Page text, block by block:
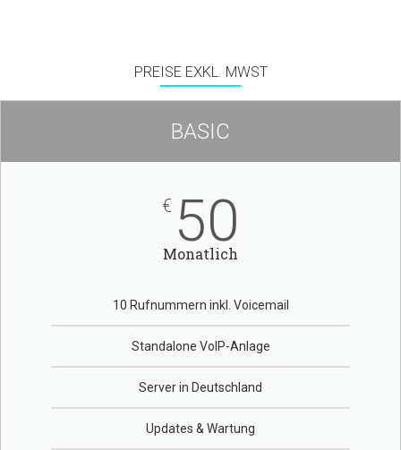
PREISE EXKL. MWST
BASIC
€ 50
Monatlich
10 Rufnummern inkl. Voicemail
Standalone VoIP-Anlage
Server in Deutschland
Updates & Wartung